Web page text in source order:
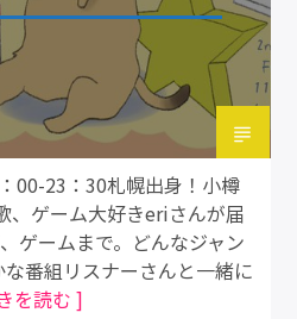
00-23：30札幌出身！小樽
、ゲーム大好きeriさんが届
ゲームまで。どんなジャン
番組リスナーさんと一緒に
を読む ]